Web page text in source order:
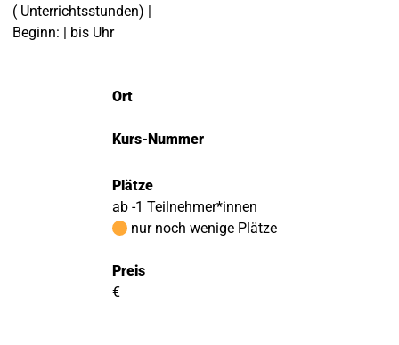
( Unterrichtsstunden) |
Beginn: | bis Uhr
Ort
Kurs-Nummer
Plätze
ab -1 Teilnehmer*innen
nur noch wenige Plätze
Preis
€